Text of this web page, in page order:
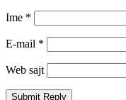
Ime *
E-mail *
Web sajt